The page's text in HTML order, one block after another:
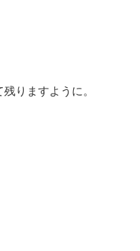
りますように。